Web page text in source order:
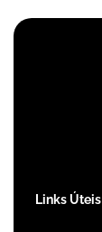
Links Úteis